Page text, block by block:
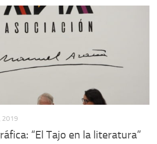
2019
“El Tajo en la literatura”